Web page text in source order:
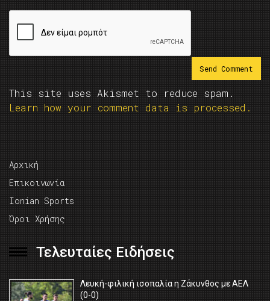
This site uses Akismet to reduce spam.
Learn how your comment data is processed.
Αρχική
Επικοινωνία
Ionian Sports
Όροι Χρήσης
Τελευταίες Ειδήσεις
Λευκή-φιλική ισοπαλία η Ζάκυνθος με ΑΕΛ
(0-0)